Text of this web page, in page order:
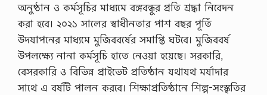
অনুষ্ঠান ও কর্মসূচির মাধ্যমে বঙ্গবন্ধুর প্রতি শ্রদ্ধা নিবেদন
করা হবে। ২০২১ সালের স্বাধীনতার পাশ বছর পূর্তি
উদযাপনের মাধ্যমে মুজিববর্ষের সমাপ্তি ঘটবে। মুজিববর্ষ
উপলক্ষ্যে নানা কর্মসূচি হাতে নেওয়া হয়েছে। সরকারি,
বেসরকারি ও বিভিন্ন প্রাইভেট প্রতিষ্ঠান যথাযথ মর্যাদার
সাথে এ বর্ষটি পালন করবে। শিক্ষাপ্রতিষ্ঠানে শিল্প-সংস্কৃতির